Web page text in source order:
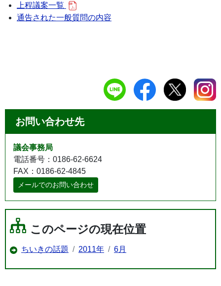
上程議案一覧
通告された一般質問の内容
お問い合わせ先
議会事務局
電話番号：0186-62-6624
FAX：0186-62-4845
メールでのお問い合わせ
このページの現在位置
ちいきの話題 2011年 6月